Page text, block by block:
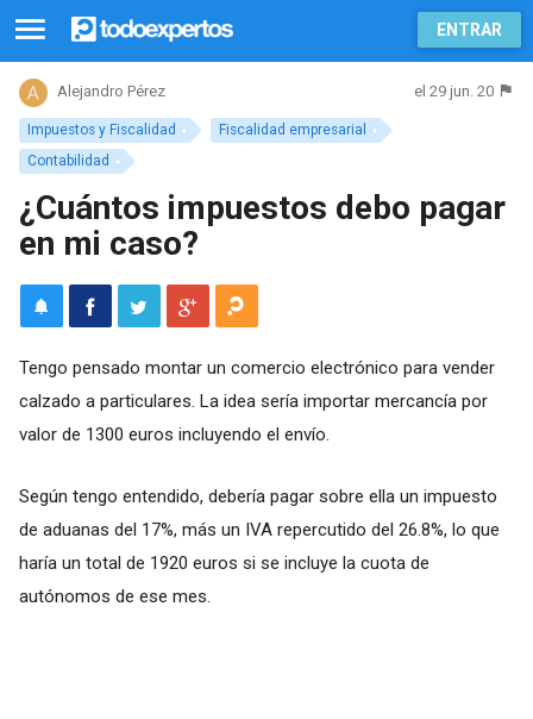
ENTRAR
Impuestos y Fiscalidad
Fiscalidad empresarial
Contabilidad
Alejandro Pérez el 29 jun. 20
¿Cuántos impuestos debo pagar
en mi caso?
Tengo pensado montar un comercio electrónico para vender
calzado a particulares. La idea sería importar mercancía por
valor de 1300 euros incluyendo el envío.
Según tengo entendido, debería pagar sobre ella un impuesto
de aduanas del 17%, más un IVA repercutido del 26.8%, lo que
haría un total de 1920 euros si se incluye la cuota de
autónomos de ese mes.